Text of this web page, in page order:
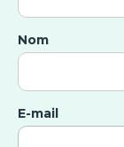
Nom
E-mail